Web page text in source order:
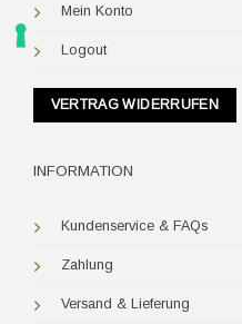
Mein Konto
Logout
VERTRAG WIDERRUFEN
INFORMATION
Kundenservice & FAQs
Zahlung
Versand & Lieferung